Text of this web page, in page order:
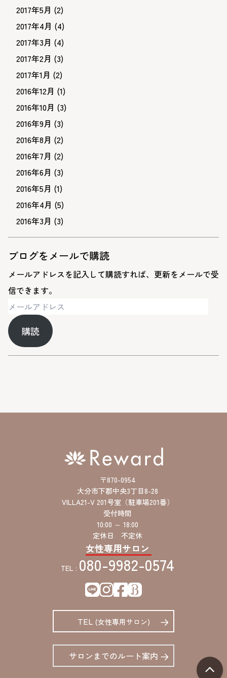
2017年5月 (2)
2017年4月 (4)
2017年3月 (4)
2017年2月 (3)
2017年1月 (2)
2016年12月 (1)
2016年10月 (3)
2016年9月 (3)
2016年8月 (2)
2016年7月 (2)
2016年6月 (3)
2016年5月 (1)
2016年4月 (5)
2016年3月 (3)
ブログをメールで購読
メールアドレスを記入して購読すれば、更新をメールで受
信できます。
メ
ー
ル
ア
購読
〒870-0954
大分市下郡中央3丁目8-28
VILLA21-V 201号室（駐車場201番）
受付時間
10:00 ～ 18:00
定休日 不定休
女性専用サロン
TEL : 080-9982-0574
TEL (女性専用サロン)
サロンまでのルート案内